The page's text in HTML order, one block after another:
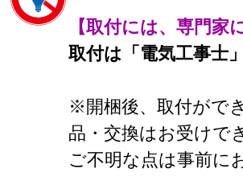
【取付には、専門
取付は「電気工事士
※開梱後、取付がで
品・交換はお受けで
ご不明な点は事前に